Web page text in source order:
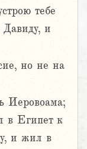
тебе
и
но не на
Иеровоама;
в Египет к
и жил в